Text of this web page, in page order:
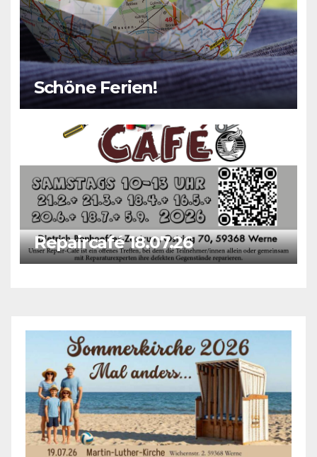
Schöne Ferien!
Repaircafé 18.07.26